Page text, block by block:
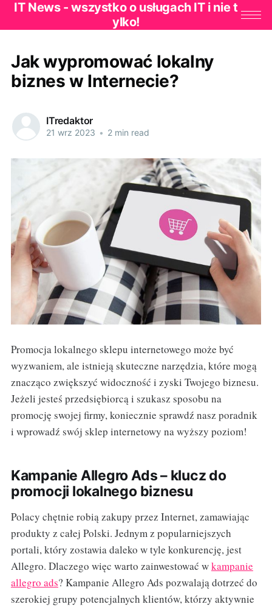
IT News - wszystko o usługach IT i nie t
ylko!
Jak wypromować lokalny
biznes w Internecie?
ITredaktor
21 wrz 2023 • 2 min read
Promocja lokalnego sklepu internetowego może być
wyzwaniem, ale istnieją skuteczne narzędzia, które mogą
znacząco zwiększyć widoczność i zyski Twojego biznesu.
Jeżeli jesteś przedsiębiorcą i szukasz sposobu na
promocję swojej firmy, koniecznie sprawdź nasz poradnik
i wprowadź swój sklep internetowy na wyższy poziom!
Kampanie Allegro Ads – klucz do
promocji lokalnego biznesu
Polacy chętnie robią zakupy przez Internet, zamawiając
produkty z całej Polski. Jednym z popularniejszych
portali, który zostawia daleko w tyle konkurencję, jest
Allegro. Dlaczego więc warto zainwestować wkampanie
allegro ads? Kampanie Allegro Ads pozwalają dotrzeć do
szerokiej grupy potencjalnych klientów, którzy aktywnie